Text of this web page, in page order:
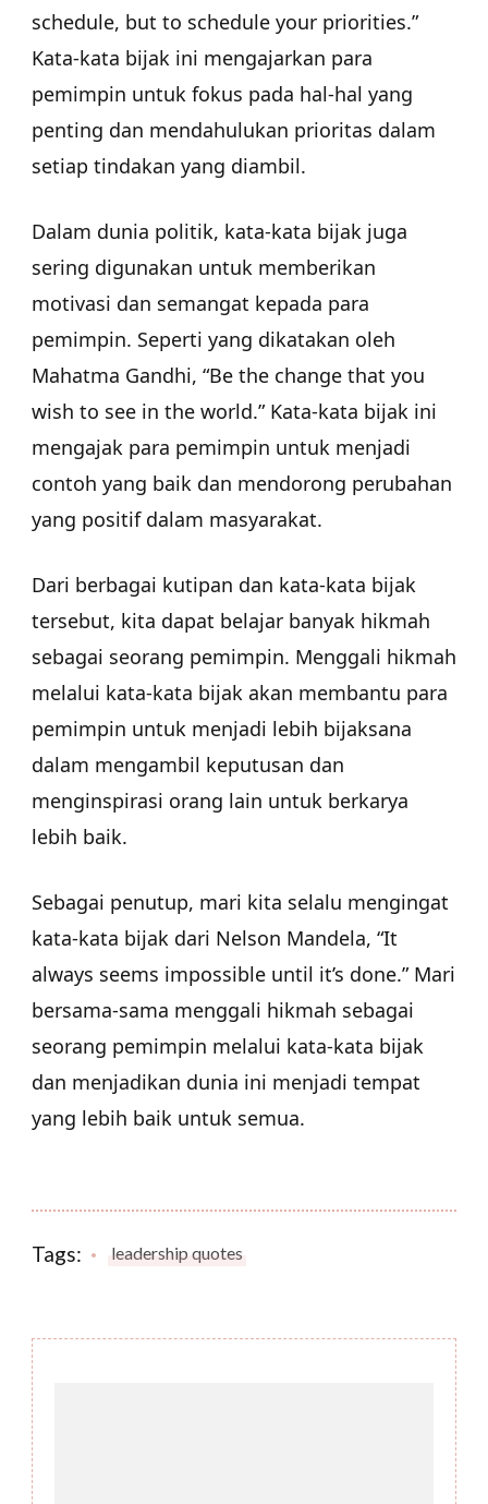
schedule, but to schedule your priorities.”
Kata-kata bijak ini mengajarkan para
pemimpin untuk fokus pada hal-hal yang
penting dan mendahulukan prioritas dalam
setiap tindakan yang diambil.
Dalam dunia politik, kata-kata bijak juga
sering digunakan untuk memberikan
motivasi dan semangat kepada para
pemimpin. Seperti yang dikatakan oleh
Mahatma Gandhi, “Be the change that you
wish to see in the world.” Kata-kata bijak ini
mengajak para pemimpin untuk menjadi
contoh yang baik dan mendorong perubahan
yang positif dalam masyarakat.
Dari berbagai kutipan dan kata-kata bijak
tersebut, kita dapat belajar banyak hikmah
sebagai seorang pemimpin. Menggali hikmah
melalui kata-kata bijak akan membantu para
pemimpin untuk menjadi lebih bijaksana
dalam mengambil keputusan dan
menginspirasi orang lain untuk berkarya
lebih baik.
Sebagai penutup, mari kita selalu mengingat
kata-kata bijak dari Nelson Mandela, “It
always seems impossible until it’s done.” Mari
bersama-sama menggali hikmah sebagai
seorang pemimpin melalui kata-kata bijak
dan menjadikan dunia ini menjadi tempat
yang lebih baik untuk semua.
Tags: leadership quotes